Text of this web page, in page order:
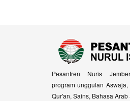
Pesantren Nuris
program unggulan
Qur'an, Sains, Bahasa Arab